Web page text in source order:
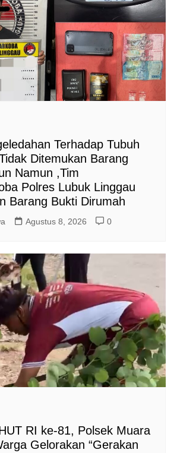
Terhadap Tubuh
Ditemukan Barang
Namun ,Tim
Polres Lubuk Linggau
Barang Bukti Dirumah
Agustus 8, 2026 0
RI ke-81, Polsek Muara
Gelorakan “Gerakan